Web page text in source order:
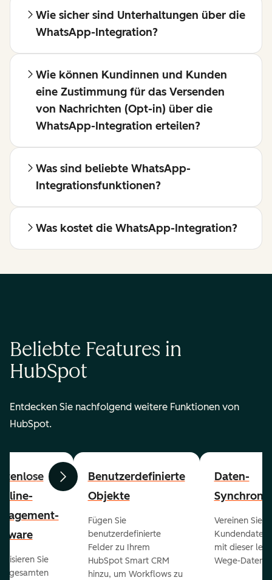
Wie sicher sind Unterhaltungen über die
WhatsApp-Integration?
Wie können Kundinnen und Kunden
eine Zustimmung für das Versenden
von Nachrichten (Opt-in) über die
WhatsApp-Integration erteilen?
Was sind beliebte WhatsApp-
Integrationsfunktionen?
Was kostet die WhatsApp-Integration?
Beliebte Features in
HubSpot
Entdecken Sie nachfolgend weitere Funktionen von
HubSpot.
ZurückWeiter
Sie
gesamten
Benutzerdefinierte
Objekte
Fügen Sie
benutzerdefinierte
Felder zu Ihrem
HubSpot Smart CRM
hinzu, um Workflows zu
Daten-
Vereinen Sie
Kundendaten
mit dieser
Wege-Daten-